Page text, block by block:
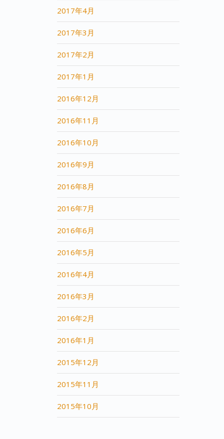
2017年4月
2017年3月
2017年2月
2017年1月
2016年12月
2016年11月
2016年10月
2016年9月
2016年8月
2016年7月
2016年6月
2016年5月
2016年4月
2016年3月
2016年2月
2016年1月
2015年12月
2015年11月
2015年10月